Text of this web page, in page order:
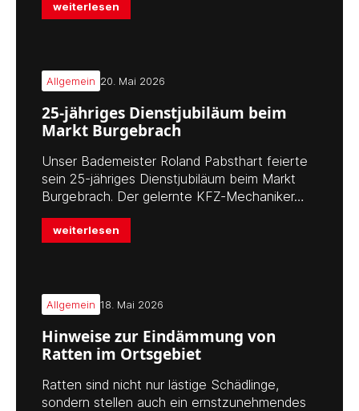
weiterlesen
Allgemein 20. Mai 2026
25-jähriges Dienstjubiläum beim
Markt Burgebrach
Unser Bademeister Roland Pabsthart feierte
sein 25-jähriges Dienstjubiläum beim Markt
Burgebrach. Der gelernte KFZ-Mechaniker…
weiterlesen
Allgemein 18. Mai 2026
Hinweise zur Eindämmung von
Ratten im Ortsgebiet
Ratten sind nicht nur lästige Schädlinge,
sondern stellen auch ein ernstzunehmendes